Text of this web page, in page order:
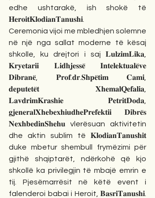
edhe ushtarakë, ish shokë të
𝐇𝐞𝐫𝐨𝐢𝐭𝐊𝐥𝐨𝐝𝐢𝐚𝐧𝐓𝐚𝐧𝐮𝐬𝐡𝐢.
Ceremonia vijoi me mbledhjen solemne
në një nga sallat moderne të kësaj
shkolle, ku drejtori i saj 𝐋𝐮𝐥𝐳𝐢𝐦𝐋𝐢𝐤𝐚,
𝐊𝐫𝐲𝐞𝐭𝐚𝐫𝐢𝐢 𝐋𝐢𝐝𝐡𝐣𝐞𝐬𝐬𝐞̈ 𝐈𝐧𝐭𝐞𝐥𝐞𝐤𝐭𝐮𝐚𝐥𝐞̈𝐯𝐞
𝐃𝐢𝐛𝐫𝐚𝐧𝐞̈, 𝐏𝐫𝐨𝐟.𝐝𝐫.𝐒𝐡𝐩𝐞̈𝐭𝐢𝐦 𝐂𝐚𝐦𝐢,
𝐝𝐞𝐩𝐮𝐭𝐞𝐭𝐞̈𝐭 𝐗𝐡𝐞𝐦𝐚𝐥𝐐𝐞𝐟𝐚𝐥𝐢𝐚,
𝐋𝐚𝐯𝐝𝐫𝐢𝐦𝐊𝐫𝐚𝐬𝐡𝐢𝐞 𝐏𝐞𝐭𝐫𝐢𝐭𝐃𝐨𝐝𝐚,
𝐠𝐣𝐞𝐧𝐞𝐫𝐚𝐥𝐗𝐡𝐞𝐛𝐞𝐱𝐡𝐢𝐮𝐝𝐡𝐞𝐏𝐫𝐞𝐟𝐞𝐤𝐭𝐢𝐢 𝐃𝐢𝐛𝐫𝐞̈𝐬
𝐍𝐞𝐱𝐡𝐛𝐞𝐝𝐢𝐧𝐒𝐡𝐞𝐡𝐮 vlerësuan aktivitetin
dhe aktin sublim të 𝐊𝐥𝐨𝐝𝐢𝐚𝐧𝐓𝐚𝐧𝐮𝐬𝐡𝐢𝐭
duke mbetur shembull frymëzimi për
gjithë shqiptarët, ndërkohë që kjo
shkollë ka privilegjin të mbajë emrin e
tij. Pjesëmarrësit në këtë event i
falenderoi babai i Heroit, 𝐁𝐚𝐬𝐫𝐢𝐓𝐚𝐧𝐮𝐬𝐡𝐢.